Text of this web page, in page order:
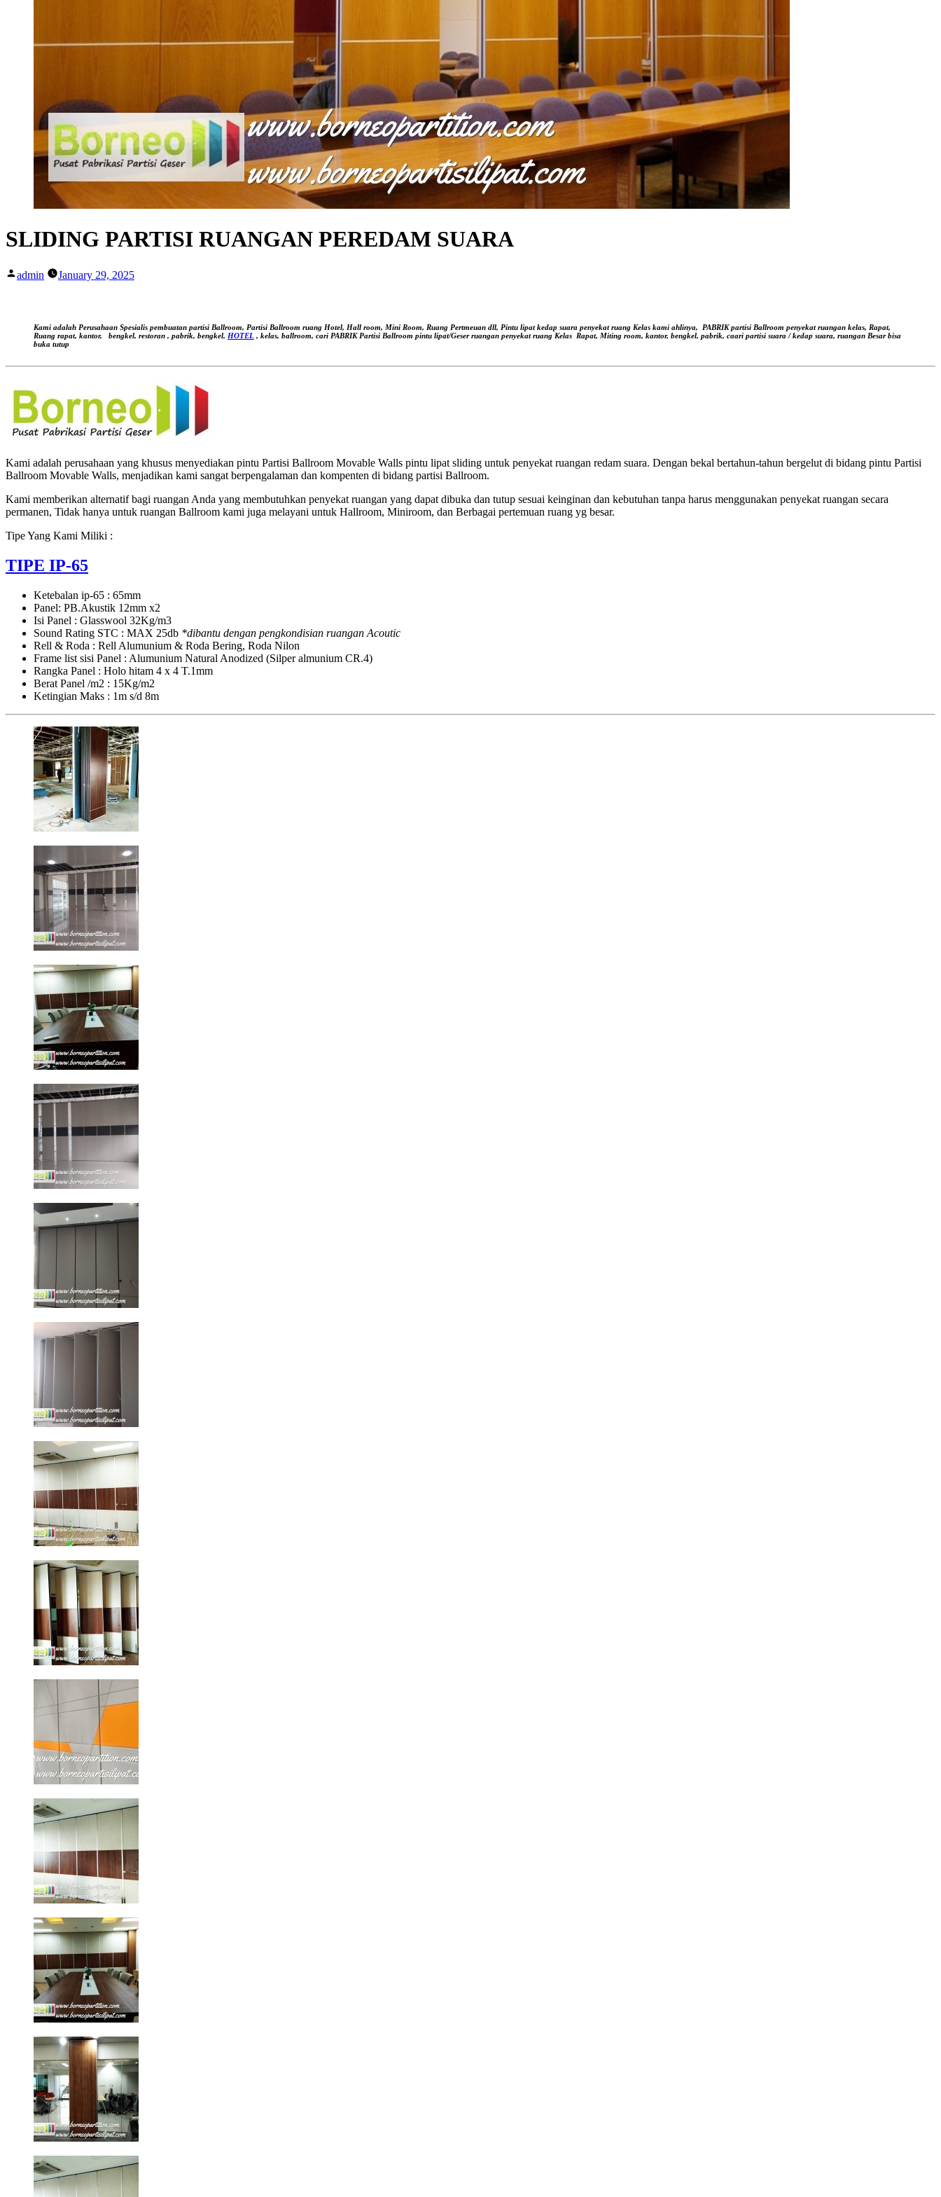
SLIDING PARTISI RUANGAN PEREDAM SUARA
Posted
admin January 29, 2025
Kami adalah Perusahaan Spesialis pembuatan partisi Ballroom, Partisi Ballroom ruang Hotel, Hall room, Mini Room, Ruang Pertmeuan dll, Pintu lipat kedap suara penyekat ruang Kelas kami ahlinya,
PABRIK partisi Ballroom penyekat ruangan kelas, Rapat,
Ruang rapat, kantor, bengkel, restoran , pabrik, bengkel, HOTEL , kelas, ballroom, cari PABRIK Partisi Ballroom pintu lipat/Geser ruangan penyekat ruang Kelas Rapat, Miting room, kantor, bengkel, pabrik, caari partisi suara / kedap suara, ruangan Besar bisa
buka tutup
Kami adalah perusahaan yang khusus menyediakan pintu Partisi Ballroom Movable Walls pintu lipat sliding untuk penyekat ruangan redam suara. Dengan bekal bertahun-tahun bergelut di bidang pintu Partisi
Ballroom Movable Walls, menjadikan kami sangat berpengalaman dan kompenten di bidang partisi Ballroom.
Kami memberikan alternatif bagi ruangan Anda yang membutuhkan penyekat ruangan yang dapat dibuka dan tutup sesuai keinginan dan kebutuhan tanpa harus menggunakan penyekat ruangan secara
permanen, Tidak hanya untuk ruangan Ballroom kami juga melayani untuk Hallroom, Miniroom, dan Berbagai pertemuan ruang yg besar.
Tipe Yang Kami Miliki :
TIPE IP-65
Ketebalan ip-65 : 65mm
Panel: PB.Akustik 12mm x2
Isi Panel : Glasswool 32Kg/m3
Sound Rating STC : MAX 25db *dibantu dengan pengkondisian ruangan Acoutic
Rell & Roda : Rell Alumunium & Roda Bering, Roda Nilon
Frame list sisi Panel : Alumunium Natural Anodized (Silper almunium CR.4)
Rangka Panel : Holo hitam 4 x 4 T.1mm
Berat Panel /m2 : 15Kg/m2
Ketingian Maks : 1m s/d 8m